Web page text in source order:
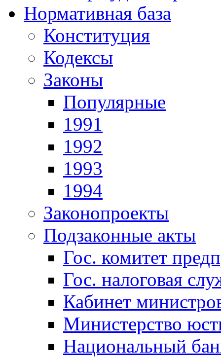
Нормативная база
Конституция
Кодексы
Законы
Популярные
1991
1992
1993
1994
Законопроекты
Подзаконные акты
Гос. комитет
Гос. налоговая
Кабинет
Министерство
Национальный